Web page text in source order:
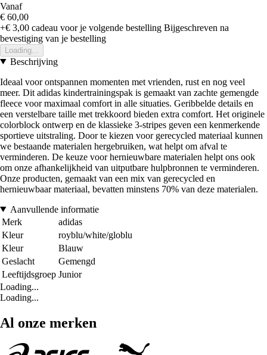
Vanaf
€ 60,00
+€ 3,00 cadeau voor je volgende bestelling Bijgeschreven na
bevestiging van je bestelling
Loading...
Beschrijving
Ideaal voor ontspannen momenten met vrienden, rust en nog veel
meer. Dit adidas kindertrainingspak is gemaakt van zachte gemengde
fleece voor maximaal comfort in alle situaties. Geribbelde details en
een verstelbare taille met trekkoord bieden extra comfort. Het originele
colorblock ontwerp en de klassieke 3-stripes geven een kenmerkende
sportieve uitstraling. Door te kiezen voor gerecycled materiaal kunnen
we bestaande materialen hergebruiken, wat helpt om afval te
verminderen. De keuze voor hernieuwbare materialen helpt ons ook
om onze afhankelijkheid van uitputbare hulpbronnen te verminderen.
Onze producten, gemaakt van een mix van gerecycled en
hernieuwbaar materiaal, bevatten minstens 70% van deze materialen.
Aanvullende informatie
Merk
adidas
Kleur
royblu/white/globlu
Kleur
Blauw
Geslacht
Gemengd
Leeftijdsgroep Junior
Loading...
Loading...
Al onze merken